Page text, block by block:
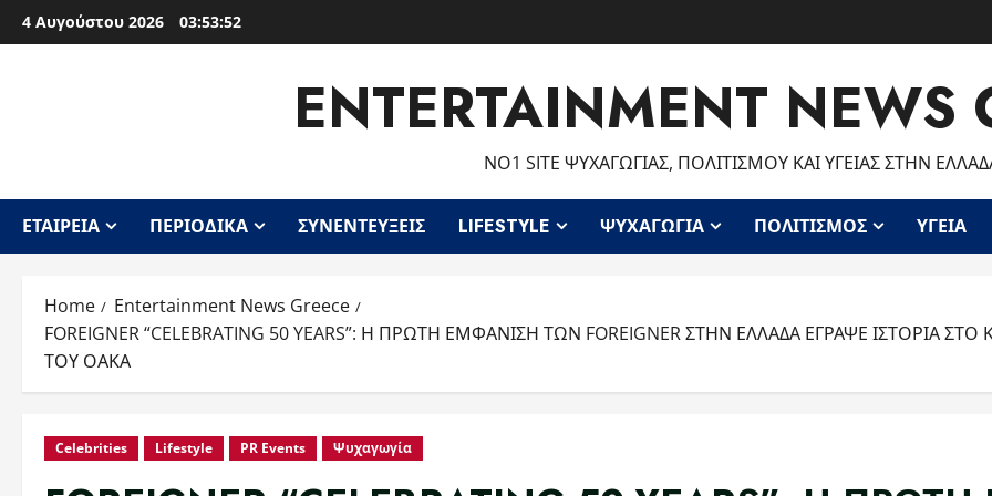
Skip
to
4 Αυγούστου 2026 03:53:53
ENTERTAINMENT NEWS
ΝΟ1 SITE ΨΥΧΑΓΩΓΊΑΣ, ΠΟΛΙΤΙΣΜΟΎ ΚΑΙ ΥΓΕΊΑΣ ΣΤΗΝ
ΕΤΑΙΡΕΊΑ ΠΕΡΙΟΔΙΚΆ ΣΥΝΕΝΤΕΎΞΕΙΣ LIFESTYLE ΨΥΧΑΓΩΓΊΑ ΠΟΛΙΤΙΣΜΌΣ ΥΓΕΊΑ
Home
Entertainment News Greece
FOREIGNER “CELEBRATING 50 YEARS”: Η ΠΡΩΤΗ ΕΜΦΑΝΙΣΗ ΤΩΝ FOREIGNER ΣΤΗΝ ΕΛΛΑΔΑ ΕΓΡΑΨΕ ΙΣΤΟΡΙΑ
ΤΟΥ ΟΑΚΑ
Celebrities Lifestyle PR Events Ψυχαγωγία